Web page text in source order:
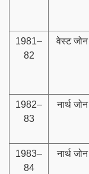
1981–
82
वेस्ट जोन
1982–
83
नार्थ जोन
1983–
84
नार्थ जोन